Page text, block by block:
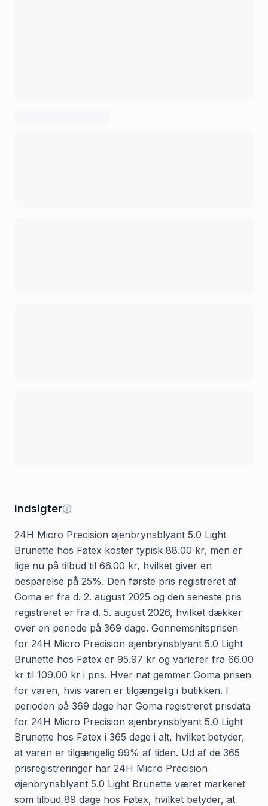
Indsigter
24H Micro Precision øjenbrynsblyant 5.0 Light
Brunette hos Føtex koster typisk 88.00 kr, men er
lige nu på tilbud til 66.00 kr, hvilket giver en
besparelse på 25%. Den første pris registreret af
Goma er fra d. 2. august 2025 og den seneste pris
registreret er fra d. 5. august 2026, hvilket dækker
over en periode på 369 dage. Gennemsnitsprisen
for 24H Micro Precision øjenbrynsblyant 5.0 Light
Brunette hos Føtex er 95.97 kr og varierer fra 66.00
kr til 109.00 kr i pris. Hver nat gemmer Goma prisen
for varen, hvis varen er tilgængelig i butikken. I
perioden på 369 dage har Goma registreret prisdata
for 24H Micro Precision øjenbrynsblyant 5.0 Light
Brunette hos Føtex i 365 dage i alt, hvilket betyder,
at varen er tilgængelig 99% af tiden. Ud af de 365
prisregistreringer har 24H Micro Precision
øjenbrynsblyant 5.0 Light Brunette været markeret
som tilbud 89 dage hos Føtex, hvilket betyder, at